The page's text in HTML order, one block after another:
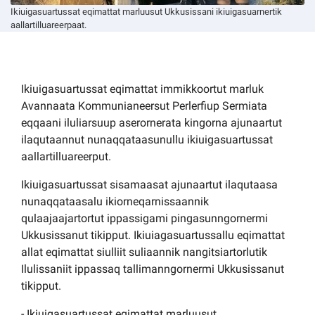
Ikiuigasuartussat eqimattat marluusut Ukkusissani ikiuigasuarnertik
aallartilluareerpaat.
Ikiuigasuartussat eqimattat immikkoortut marluk
Avannaata Kommunianeersut Perlerfiup Sermiata
eqqaani iluliarsuup aserornerata kingorna ajunaartut
ilaqutaannut nunaqqataasunullu ikiuigasuartussat
aallartilluareerput.
Ikiuigasuartussat sisamaasat ajunaartut ilaqutaasa
nunaqqataasalu ikiorneqarnissaannik
qulaajaajartortut ippassigami pingasunngornermi
Ukkusissanut tikipput. Ikiuiagasuartussallu eqimattat
allat eqimattat siulliit suliaannik nangitsiartorlutik
Ilulissaniit ippassaq tallimanngornermi Ukkusissanut
tikipput.